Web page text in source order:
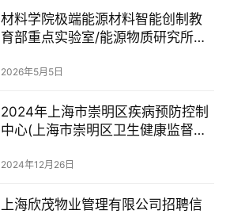
材料学院极端能源材料智能创制教
育部重点实验室/能源物质研究所招
2026年5月5日
2024年上海市崇明区疾病预防控制
中心(上海市崇明区卫生健康监督所)
2024年12月26日
上海欣茂物业管理有限公司招聘信